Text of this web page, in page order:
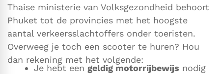
Thaise ministerie van Volksgezondheid behoort
Phuket tot de provincies met het hoogste
aantal verkeersslachtoffers onder toeristen.
Overweeg je toch een scooter te huren? Hou
dan rekening met het volgende:
Je hebt een geldig motorrijbewijs nodig